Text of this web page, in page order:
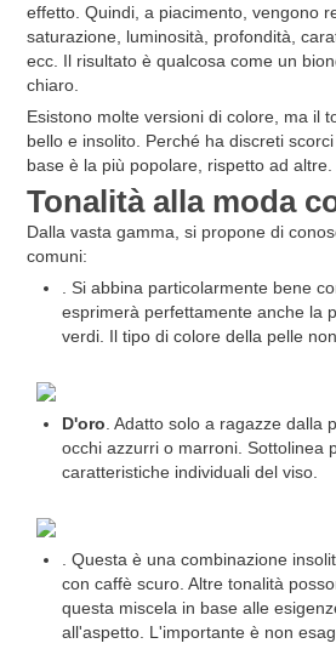
effetto. Quindi, a piacimento, vengono
saturazione, luminosità, profondità,
ecc. Il risultato è qualcosa come un
chiaro.
Esistono molte versioni di colore, ma il
bello e insolito. Perché ha discreti
base è la più popolare, rispetto ad altre.
Tonalità alla moda
Dalla vasta gamma, si propone di
comuni:
. Si abbina particolarmente bene
esprimerà perfettamente anche la
verdi. Il tipo di colore della pelle
D'oro . Adatto solo a ragazze dalla
occhi azzurri o marroni. Sottolinea
caratteristiche individuali del viso.
. Questa è una combinazione
con caffè scuro. Altre tonalità
questa miscela in base alle
all'aspetto. L'importante è non